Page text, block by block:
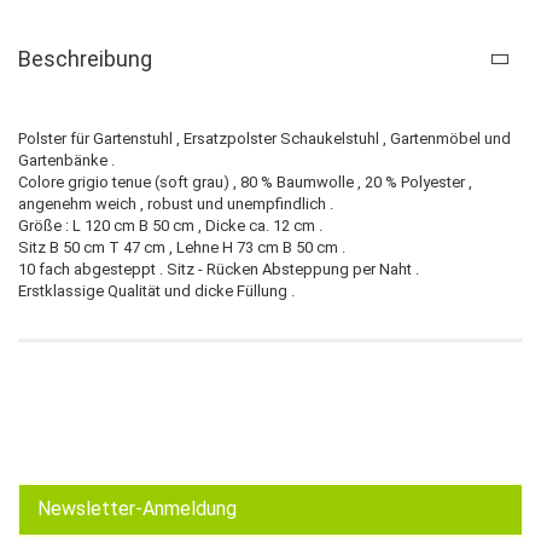
Beschreibung
Polster für Gartenstuhl , Ersatzpolster Schaukelstuhl , Gartenmöbel und
Gartenbänke .
Colore grigio tenue (soft grau) , 80 % Baumwolle , 20 % Polyester ,
angenehm weich , robust und unempfindlich .
Größe : L 120 cm B 50 cm , Dicke ca. 12 cm .
Sitz B 50 cm T 47 cm , Lehne H 73 cm B 50 cm .
10 fach abgesteppt . Sitz - Rücken Absteppung per Naht .
Erstklassige Qualität und dicke Füllung .
Newsletter-Anmeldung